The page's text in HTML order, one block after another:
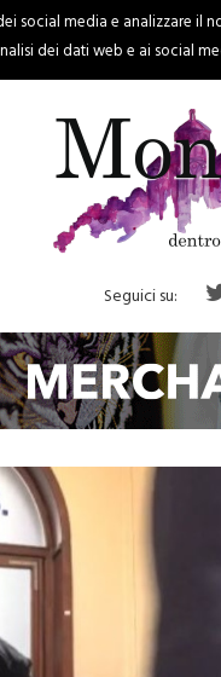
PALERMO REGIONE
Seguici su:
social media e analizzare
dei dati web e ai social